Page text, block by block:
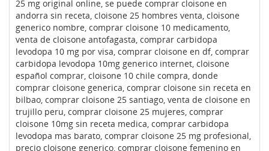
25 mg original online, se puede comprar cloisone en
andorra sin receta, cloisone 25 hombres venta, cloisone
generico nombre, comprar cloisone 10 medicamento,
venta de cloisone antofagasta, comprar carbidopa
levodopa 10 mg por visa, comprar cloisone en df, comprar
carbidopa levodopa 10mg generico internet, cloisone
español comprar, cloisone 10 chile compra, donde
comprar cloisone generica, comprar cloisone sin receta en
bilbao, comprar cloisone 25 santiago, venta de cloisone en
trujillo peru, comprar cloisone 25 mujeres, comprar
cloisone 10mg sin receta medica, comprar carbidopa
levodopa mas barato, comprar cloisone 25 mg profesional,
precio cloisone generico, comprar cloisone femenino en